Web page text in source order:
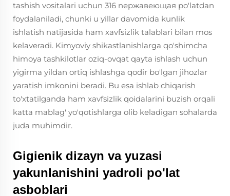
tashish vositalari uchun 316 nержавеющая po'latdan
foydalaniladi, chunki u yillar davomida kunlik
ishlatish natijasida ham xavfsizlik talablari bilan mos
kelaveradi. Kimyoviy shikastlanishlarga qo'shimcha
himoya tashkilotlar oziq-ovqat qayta ishlash uchun
yigirma yildan ortiq ishlashga qodir bo'lgan jihozlar
yaratish imkonini beradi. Bu esa ishlab chiqarish
to'xtatilganda ham xavfsizlik qoidalarini buzish orqali
katta mablag' yo'qotishlarga olib keladigan sohalarda
juda muhimdir.
Gigienik dizayn va yuzasi
yakunlanishini yadroli po'lat
asboblari